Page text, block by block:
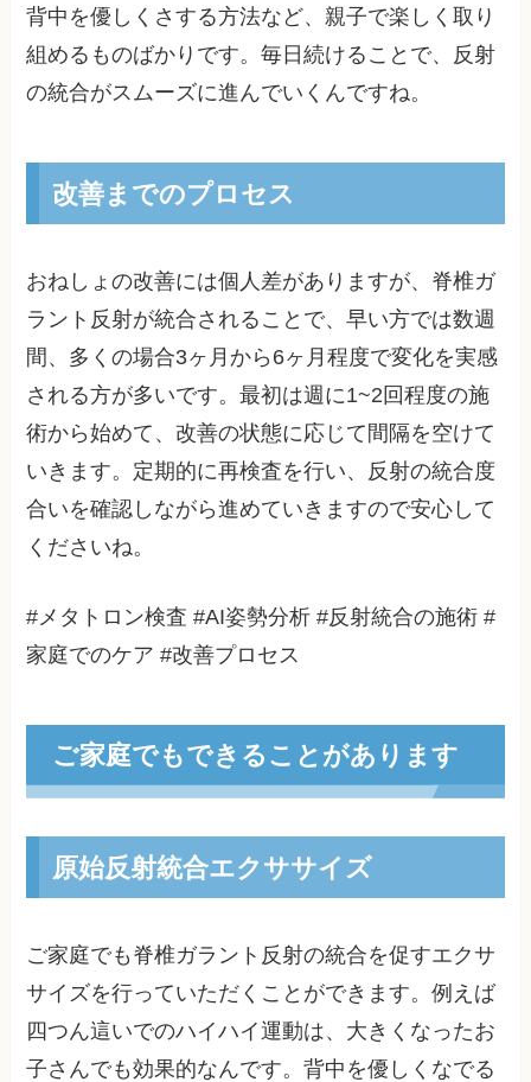
背中を優しくさする方法など、親子で楽しく取り
組めるものばかりです。毎日続けることで、反射
の統合がスムーズに進んでいくんですね。
改善までのプロセス
おねしょの改善には個人差がありますが、脊椎ガ
ラント反射が統合されることで、早い方では数週
間、多くの場合3ヶ月から6ヶ月程度で変化を実感
される方が多いです。最初は週に1~2回程度の施
術から始めて、改善の状態に応じて間隔を空けて
いきます。定期的に再検査を行い、反射の統合度
合いを確認しながら進めていきますので安心して
くださいね。
#メタトロン検査 #AI姿勢分析 #反射統合の施術 #
家庭でのケア #改善プロセス
ご家庭でもできることがあります
原始反射統合エクササイズ
ご家庭でも脊椎ガラント反射の統合を促すエクサ
サイズを行っていただくことができます。例えば
四つん這いでのハイハイ運動は、大きくなったお
子さんでも効果的なんです。背中を優しくなでる